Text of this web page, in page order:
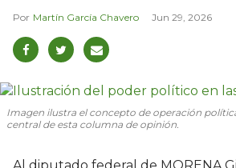
Martín García Chavero Jun 29, 2026
Imagen ilustra el concepto de operación
central de esta columna de opinión.